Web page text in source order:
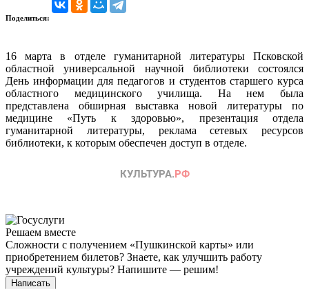
Поделиться:
16 марта в отделе гуманитарной литературы Псковской
областной универсальной научной библиотеки состоялся
День информации для педагогов и студентов старшего курса
областного медицинского училища. На нем была
представлена обширная выставка новой литературы по
медицине «Путь к здоровью», презентация отдела
гуманитарной литературы, реклама сетевых ресурсов
библиотеки, к которым обеспечен доступ в отделе.
Решаем вместе
Сложности с получением «Пушкинской карты» или
приобретением билетов? Знаете, как улучшить работу
учреждений культуры? Напишите — решим!
Написать